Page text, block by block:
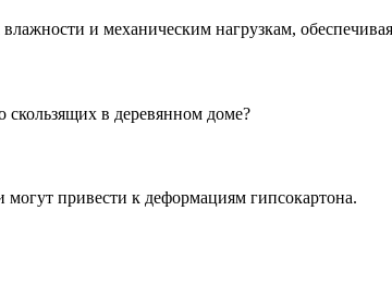
и механическим нагрузкам,
в деревянном доме?
привести к деформациям гипсокартона.